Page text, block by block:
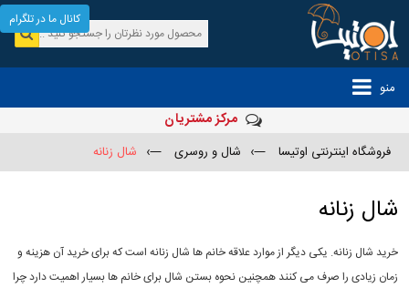
منو
مرکز مشتریان
فروشگاه اینترنتی اوتیسا —› شال و روسری —› شال زنانه
شال زنانه
خرید شال زنانه. یکی دیگر از موارد علاقه خانم ها شال زنانه است که برای خرید آن هزینه و
زمان زیادی را صرف می کنند همچنین نحوه بستن شال برای خانم ها بسیار اهمیت دارد چرا
کانال ما در تلگرام